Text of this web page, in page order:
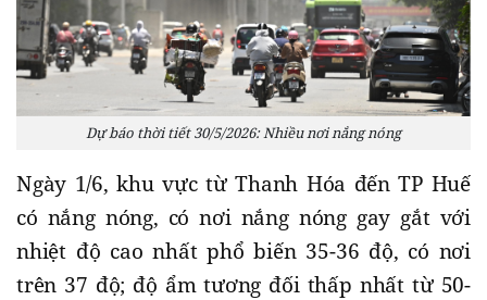
Dự báo thời tiết 30/5/2026: Nhiều nơi nắng nóng
Ngày 1/6, khu vực từ Thanh Hóa đến TP Huế
có nắng nóng, có nơi nắng nóng gay gắt với
nhiệt độ cao nhất phổ biến 35-36 độ, có nơi
trên 37 độ; độ ẩm tương đối thấp nhất từ 50-